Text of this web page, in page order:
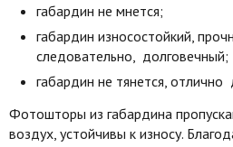
габардин не мнется;
габардин износостойкий,
следовательно, долговечный;
габардин не тянется,
Фотошторы из габардина
воздух, устойчивы к износу.